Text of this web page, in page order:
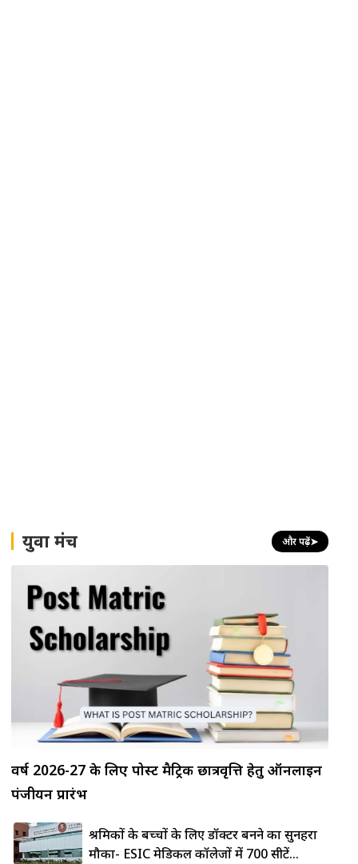
युवा मंच और पढ़ें➤
वर्ष 2026-27 के लिए पोस्ट मैट्रिक छात्रवृत्ति हेतु ऑनलाइन
पंजीयन प्रारंभ
श्रमिकों के बच्चों के लिए डॉक्टर बनने का सुनहरा
मौका- ESIC मेडिकल कॉलेजों में 700 सीटें...